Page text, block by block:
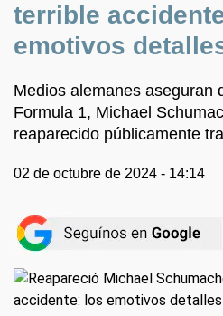
terrible
emotivos
Medios alemanes aseguran
Formula 1, Michael
reaparecido públicamente
02 de octubre de 2024 - 14:14